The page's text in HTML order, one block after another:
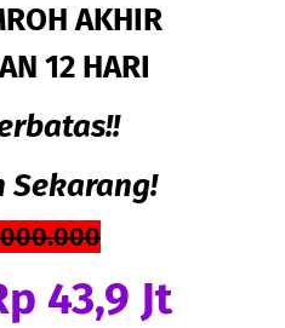
AKHIR
12 HARI
Sekarang!
43,9 Jt